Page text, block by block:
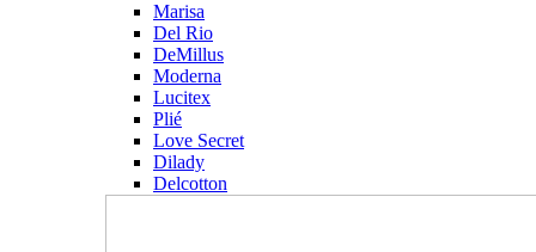
Marisa
Del Rio
DeMillus
Moderna
Lucitex
Plié
Love Secret
Dilady
Delcotton